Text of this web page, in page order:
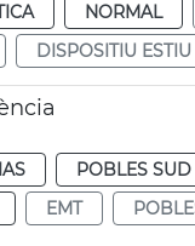
NORMAL
DISPOSITIU
POBLES SUD
EMT